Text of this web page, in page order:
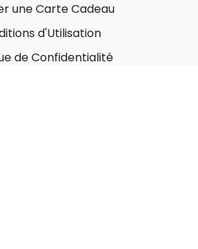
une Carte Cadeau
d'Utilisation
de Confidentialité